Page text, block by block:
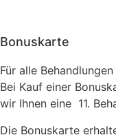
Bonuskarte
Für alle
Bei Kauf einer
wir Ihnen eine 11.
Die Bonuskarte